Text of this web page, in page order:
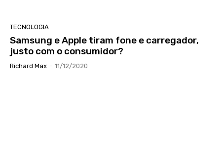
TECNOLOGIA
Samsung e Apple tiram fone e carregador,
justo com o consumidor?
Richard Max - 11/12/2020